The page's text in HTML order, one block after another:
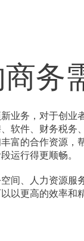
务
业务，对于创业
软件、财务税务
富的合作资源，
运行得更顺畅。
间、人力资源服
以更高的效率和